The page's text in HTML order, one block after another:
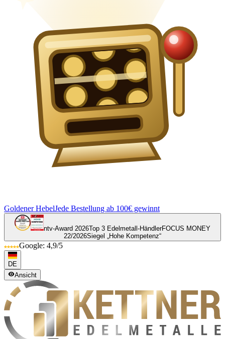
Goldener HebelJede Bestellung ab 100€ gewinnt
ntv-Award 2026Top 3 Edelmetall-HändlerFOCUS MONEY
22/2026Siegel „Hohe Kompetenz“
Google: 4,9/5
DE
Ansicht